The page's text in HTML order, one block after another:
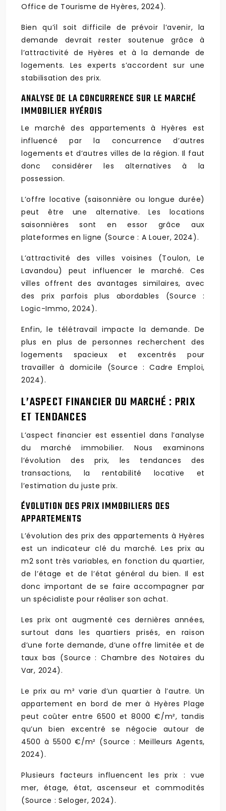
Office de Tourisme de Hyères, 2024).
Bien qu’il soit difficile de prévoir l’avenir, la
demande devrait rester soutenue grâce à
l’attractivité de Hyères et à la demande de
logements. Les experts s’accordent sur une
stabilisation des prix.
ANALYSE DE LA CONCURRENCE SUR LE MARCHÉ
IMMOBILIER HYÉROIS
Le marché des appartements à Hyères est
influencé par la concurrence d’autres
logements et d’autres villes de la région. Il faut
donc considérer les alternatives à la
possession.
L’offre locative (saisonnière ou longue durée)
peut être une alternative. Les locations
saisonnières sont en essor grâce aux
plateformes en ligne (Source : A Louer, 2024).
L’attractivité des villes voisines (Toulon, Le
Lavandou) peut influencer le marché. Ces
villes offrent des avantages similaires, avec
des prix parfois plus abordables (Source :
Logic-Immo, 2024).
Enfin, le télétravail impacte la demande. De
plus en plus de personnes recherchent des
logements spacieux et excentrés pour
travailler à domicile (Source : Cadre Emploi,
2024).
L’ASPECT FINANCIER DU MARCHÉ : PRIX
ET TENDANCES
L’aspect financier est essentiel dans l’analyse
du marché immobilier. Nous examinons
l’évolution des prix, les tendances des
transactions, la rentabilité locative et
l’estimation du juste prix.
ÉVOLUTION DES PRIX IMMOBILIERS DES
APPARTEMENTS
L’évolution des prix des appartements à Hyères
est un indicateur clé du marché. Les prix au
m2 sont très variables, en fonction du quartier,
de l’étage et de l’état général du bien. Il est
donc important de se faire accompagner par
un spécialiste pour réaliser son achat.
Les prix ont augmenté ces dernières années,
surtout dans les quartiers prisés, en raison
d’une forte demande, d’une offre limitée et de
taux bas (Source : Chambre des Notaires du
Var, 2024).
Le prix au m² varie d’un quartier à l’autre. Un
appartement en bord de mer à Hyères Plage
peut coûter entre 6500 et 8000 €/m², tandis
qu’un bien excentré se négocie autour de
4500 à 5500 €/m² (Source : Meilleurs Agents,
2024).
Plusieurs facteurs influencent les prix : vue
mer, étage, état, ascenseur et commodités
(Source : Seloger, 2024).